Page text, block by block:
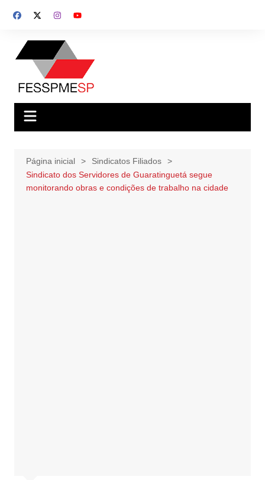
para
conteúdo
Página inicial
Sindicatos Filiados
Sindicato dos Servidores de Guaratinguetá segue
monitorando obras e condições de trabalho na cidade